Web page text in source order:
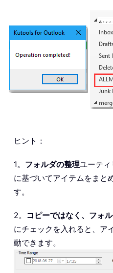
ヒント：
1。 フォルダの整理ユーテ
に基づいてアイテムをまと
す。
2。 コピーではなく、フォ
にチェックを入れると、ア
動できます。